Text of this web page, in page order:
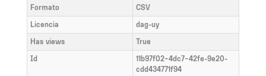
Formato
CSV
Licencia
dag-uy
Has views
True
Id
11b97f02-4dc7-42fe-9e20-
cdd434771f94